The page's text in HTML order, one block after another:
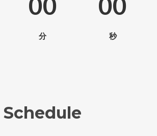
分 秒
Schedule